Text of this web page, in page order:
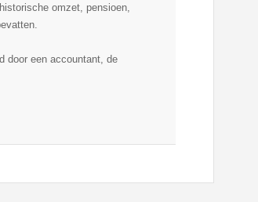
omzet, pensioen,
door een accountant, de